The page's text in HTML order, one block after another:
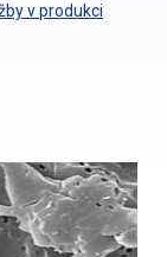
v produkci